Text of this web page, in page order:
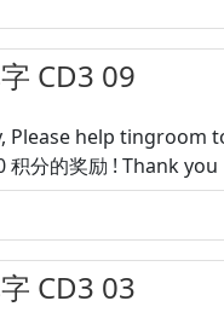
CD3 09
help tingroom
分的奖励 ! Thank you
CD3 03